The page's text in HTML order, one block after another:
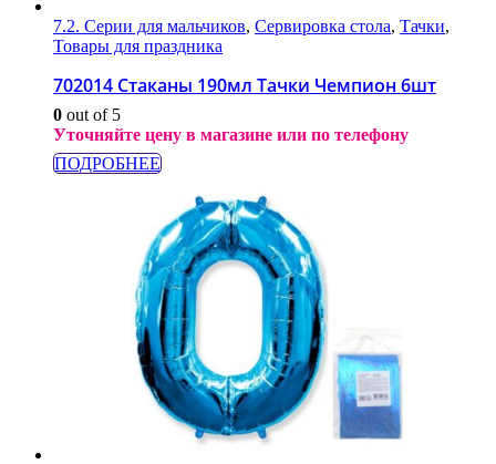
7.2. Серии для мальчиков, Сервировка стола, Тачки,
Товары для праздника
702014 Стаканы 190мл Тачки Чемпион 6шт
0 out of 5
Уточняйте цену в магазине или по телефону
ПОДРОБНЕЕ